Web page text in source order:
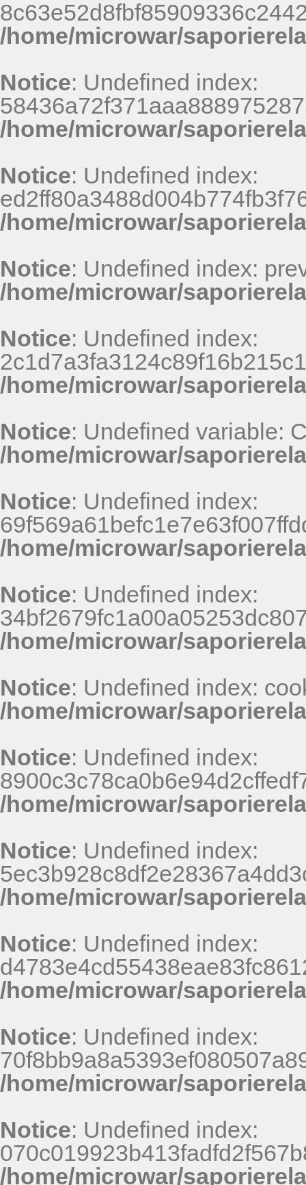
/home/microwar/
Notice: Undefined index:
/home/microwar/
Notice: Undefined index:
/home/microwar/
Notice: Undefined index:
/home/microwar/
Notice: Undefined index:
/home/microwar/
Notice: Undefined variable:
/home/microwar/
Notice: Undefined index:
/home/microwar/
Notice: Undefined index:
/home/microwar/
Notice: Undefined index:
/home/microwar/
Notice: Undefined index:
/home/microwar/
Notice: Undefined index:
/home/microwar/
Notice: Undefined index:
/home/microwar/
Notice: Undefined index:
/home/microwar/
Notice: Undefined index:
/home/microwar/